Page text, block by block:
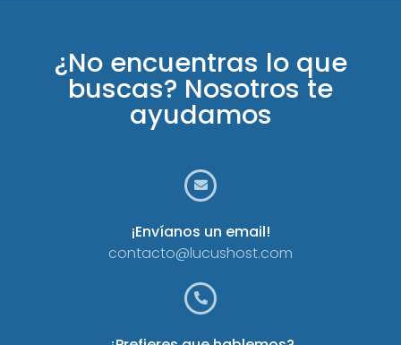
¿No encuentras lo que
buscas? Nosotros te
ayudamos
¡Envíanos un email!
contacto@lucushost.com